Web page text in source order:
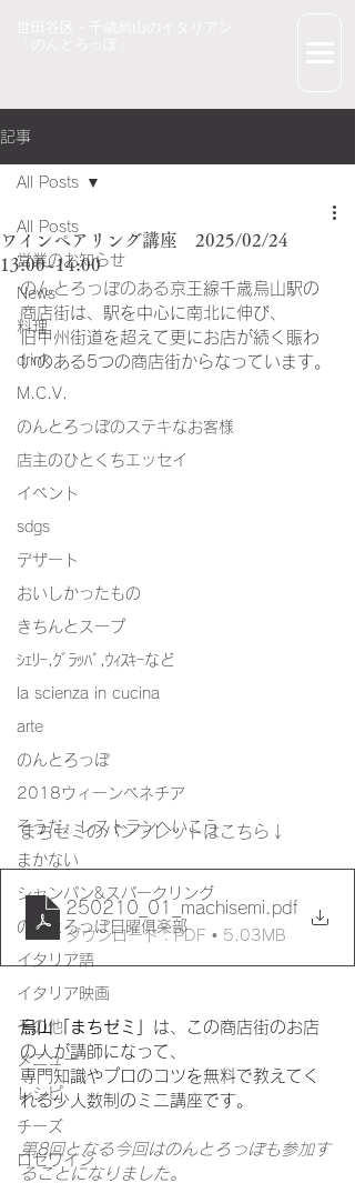
記事
All Posts
営業のお知らせ
News
料理
drink
M.C.V.
のんとろっぽのステキなお客様
店主のひとくちエッセイ
イベント
sdgs
デザート
おいしかったもの
きちんとスープ
ｼｪﾘｰ,ｸﾞﾗｯﾊﾟ,ｳｨｽｷｰなど
la scienza in cucina
arte
のんとろっぽ
2018ウィーンベネチア
そうだ、レストランへいこう
まかない
シャンパン&スパークリング
のんとろっぽ日曜俱楽部
イタリア語
イタリア映画
その他
メニュー
レシピ
チーズ
ロゼワイン
All Posts
ワインペアリング講座 2025/02/24
13:00~14:00
のんとろっぽのある京王線千歳烏山駅の
商店街は、駅を中心に南北に伸び、
旧甲州街道を超えて更にお店が続く賑わ
いのある5つの商店街からなっています。
まちゼミのパンフレットはこちら↓
250210_01_machisemi .pdf
ダウンロード：PDF • 5.03MB
烏山「まちゼミ」 は、この商店街のお店
の人が講師になって、
専門知識やプロのコツを無料で教えてく
れる少人数制のミニ講座です。
第8回となる今回はのんとろっぽも参加す
ることになりました。